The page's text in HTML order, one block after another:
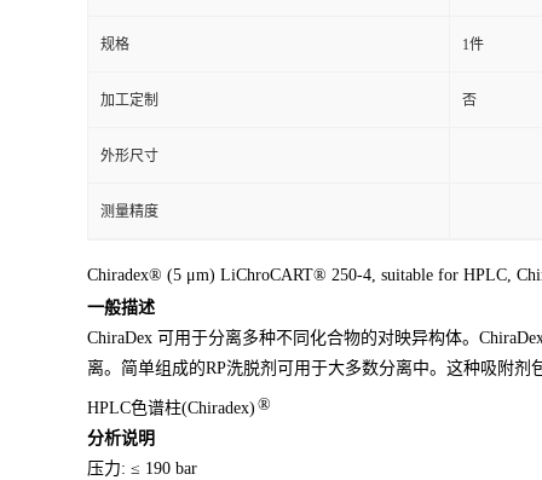
规格 1件
加工定制 否
外形尺寸
测量精度
Chiradex® (5 μm) LiChroCART® 250-4, suitable for HPLC,
一般描述
ChiraDex 可用于分离多种不同化合物的对映异构体。
离。简单组成的RP洗脱剂可用于大多数分离中。这种吸附剂
HPLC色谱柱(Chiradex) ®
分析说明
压力: ≤ 190 bar